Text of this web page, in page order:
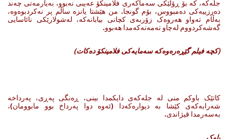
جله‌که‌، که‌ بۆ ڕۆڵێکی سەماکەری فلامینکۆ عه‌یبی نه‌بوو، به‌یارمه‌تی چه‌ند
ده‌رزییه‌کی ده‌مبووس، بۆم گونجا. من هێشتا یانزه‌ ساڵم پر نه‌کردبوه‌وه‌،
به‌ڵام ته‌واو هه‌روه‌ک زۆربه‌ی کچانی بیابانه‌که‌، له‌شولارێکی نائاسایی
گه‌شه‌کردووم له‌چاو ته‌مه‌نه‌که‌مدا هه‌بوو.
(کچە فیلم گێڕەرەوەکە سەمایەکی فلامینکۆ دەکات)
کاتێک باوکم منی له‌ جله‌که‌ی دایکمدا بینی، ڕه‌نگی په‌ڕی، په‌رداخه‌
شه‌رابه‌که‌ی کێشا به‌ دیواره‌که‌دا (ئه‌وه‌ دوا په‌رداخ بوو مابوومان)،
به‌سه‌رمدا قیژاندی.